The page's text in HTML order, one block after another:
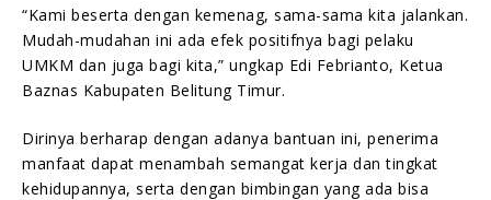
“Kami beserta dengan kemenag, sama-sama kita jalankan.
Mudah-mudahan ini ada efek positifnya bagi pelaku
UMKM dan juga bagi kita,” ungkap Edi Febrianto, Ketua
Baznas Kabupaten Belitung Timur.
Dirinya berharap dengan adanya bantuan ini, penerima
manfaat dapat menambah semangat kerja dan tingkat
kehidupannya, serta dengan bimbingan yang ada bisa